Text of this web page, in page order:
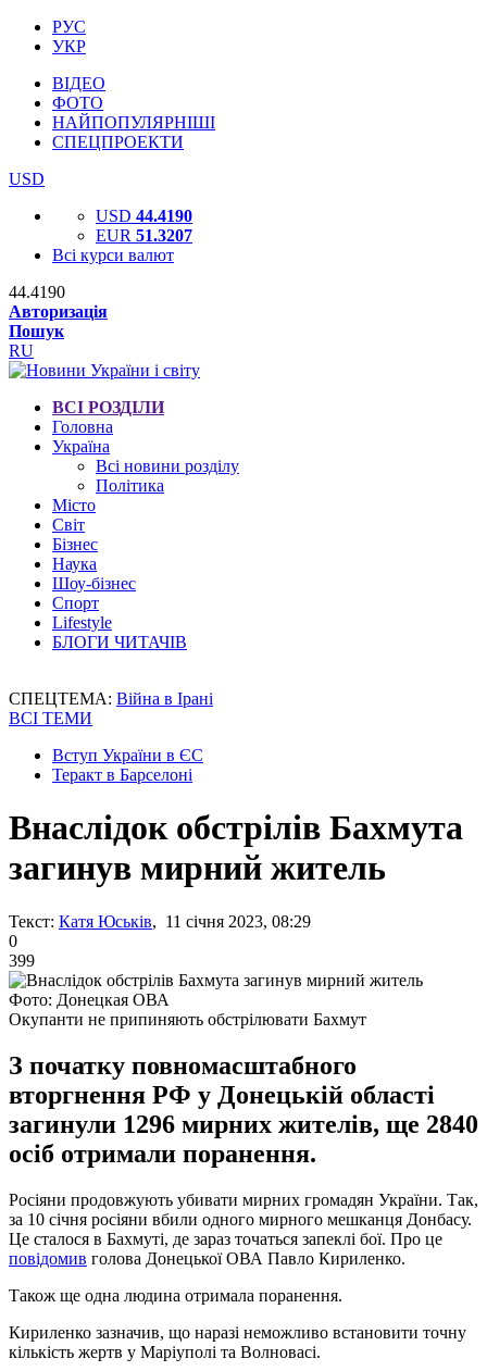
РУС
УКР
ВІДЕО
ФОТО
НАЙПОПУЛЯРНІШІ
СПЕЦПРОЕКТИ
USD
USD 44.4190
EUR 51.3207
Всі курси валют
44.4190
Авторизація
Пошук
RU
ВСІ РОЗДІЛИ
Головна
Україна
Всі новини розділу
Політика
Місто
Світ
Бізнес
Наука
Шоу-бізнес
Спорт
Lifestyle
БЛОГИ ЧИТАЧІВ
СПЕЦТЕМА: Війна в Ірані
ВСІ ТЕМИ
Вступ України в ЄС
Теракт в Барселоні
Внаслідок обстрілів Бахмута
загинув мирний житель
Текст: Катя Юськів, 11 січня 2023, 08:29
0
399
Фото: Донецкая ОВА
Окупанти не припиняють обстрілювати Бахмут
З початку повномасштабного
вторгнення РФ у Донецькій області
загинули 1296 мирних жителів, ще 2840
осіб отримали поранення.
Росіяни продовжують убивати мирних громадян України. Так,
за 10 січня росіяни вбили одного мирного мешканця Донбасу.
Це сталося в Бахмуті, де зараз точаться запеклі бої. Про це
повідомив голова Донецької ОВА Павло Кириленко.
Також ще одна людина отримала поранення.
Кириленко зазначив, що наразі неможливо встановити точну
кількість жертв у Маріуполі та Волновасі.